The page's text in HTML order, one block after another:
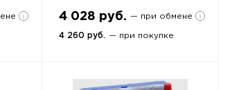
4 028 руб. — при обмене
4 260 руб. — при покупке